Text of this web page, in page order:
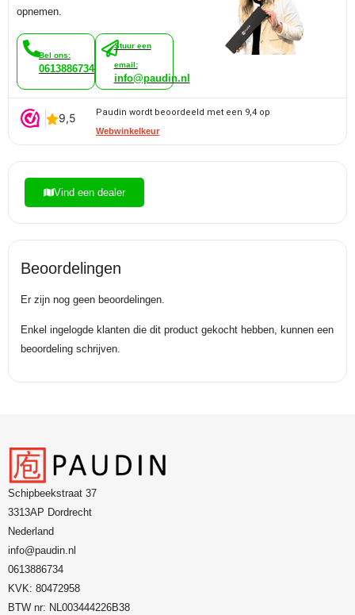
opnemen.
Bel ons:
0613886734
Stuur een
email:
info@paudin.nl
Paudin wordt beoordeeld met een 9,4 op
Webwinkelkeur
Vind een dealer
Beoordelingen
Er zijn nog geen beoordelingen.
Enkel ingelogde klanten die dit product gekocht hebben, kunnen een
beoordeling schrijven.
Schipbeekstraat 37
3313AP Dordrecht
Nederland
info@paudin.nl
0613886734
KVK: 80472958
BTW nr: NL003444226B38